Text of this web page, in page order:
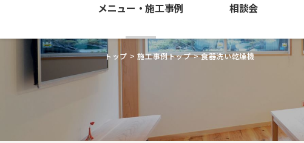
メニュー・施工事例 相談会
トップ > 施工事例トップ > 食器洗い乾燥機